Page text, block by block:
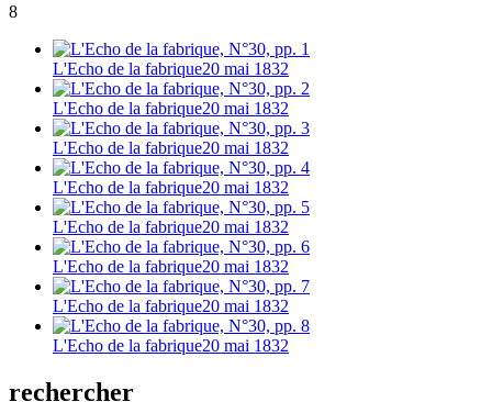
8
L'Echo de la fabrique20 mai 1832
L'Echo de la fabrique20 mai 1832
L'Echo de la fabrique20 mai 1832
L'Echo de la fabrique20 mai 1832
L'Echo de la fabrique20 mai 1832
L'Echo de la fabrique20 mai 1832
L'Echo de la fabrique20 mai 1832
L'Echo de la fabrique20 mai 1832
rechercher